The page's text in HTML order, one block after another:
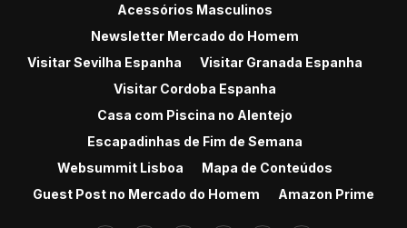
Acessórios Masculinos
Newsletter Mercado do Homem
Visitar Sevilha Espanha
Visitar Granada Espanha
Visitar Cordoba Espanha
Casa com Piscina no Alentejo
Escapadinhas de Fim de Semana
Websummit Lisboa
Mapa de Conteúdos
Guest Post no Mercado do Homem
Amazon Prime